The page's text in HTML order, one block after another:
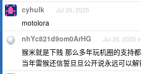
cyhulk Jul 26, 2025
motolora
nhYc821d9om0ArHG Jul 26, 2025
猴米就是下贱 那么多年玩机圈的支持
当年雷猴还信誓旦旦公开说永远可以